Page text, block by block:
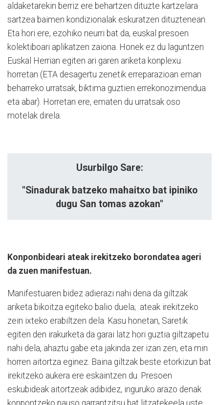
aldaketarekin berriz ere behartzen dituzte kartzelara
sartzea baimen kondizionalak eskuratzen dituztenean.
Eta hori ere, ezohiko neurri bat da, euskal presoen
kolektiboari aplikatzen zaiona. Honek ez du laguntzen
Euskal Herrian egiten ari garen ariketa konplexu
horretan (ETA desagertu zenetik erreparazioan eman
beharreko urratsak, biktima guztien errekonozimendua
eta abar). Horretan ere, ematen du urratsak oso
motelak direla.
Usurbilgo Sare:
"Sinadurak batzeko mahaitxo bat ipiniko
dugu San tomas azokan"
Konponbideari ateak irekitzeko borondatea ageri
da zuen manifestuan.
Manifestuaren bidez adierazi nahi dena da giltzak
ariketa bikoitza egiteko balio duela; ateak irekitzeko
zein ixteko erabiltzen dela. Kasu honetan, Saretik
egiten den irakurketa da garai latz hori guztia giltzapetu
nahi dela, ahaztu gabe eta jakinda zer izan zen, eta min
horren aitortza eginez. Baina giltzak beste etorkizun bat
irekitzeko aukera ere eskaintzen du. Presoen
eskubideak aitortzeak adibidez, inguruko arazo denak
konpontzeko pauso garrantzitsu bat litzatekeela uste